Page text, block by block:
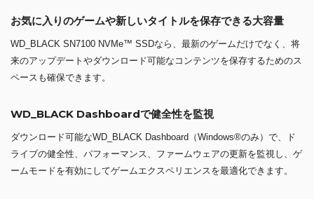
お気に入りのゲームや新しいタイトルを保存できる大容量
WD_BLACK SN7100 NVMe™ SSDなら、最新のゲームだけでなく、将
来のアップデートやダウンロード可能なコンテンツを保存するためのス
ペースも確保できます。
WD_BLACK Dashboardで健全性を監視
ダウンロード可能なWD_BLACK Dashboard（Windows®のみ）で、ド
ライブの健全性、パフォーマンス、ファームウェアの更新を監視し、ゲ
ームモードを有効にしてゲームエクスペリエンスを最適化できます。